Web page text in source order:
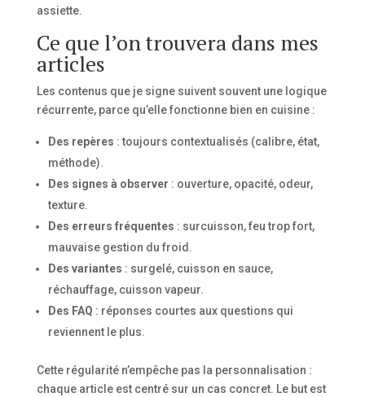
assiette.
Ce que l’on trouvera dans mes
articles
Les contenus que je signe suivent souvent une logique
récurrente, parce qu’elle fonctionne bien en cuisine :
Des repères : toujours contextualisés (calibre, état,
méthode).
Des signes à observer : ouverture, opacité, odeur,
texture.
Des erreurs fréquentes : surcuisson, feu trop fort,
mauvaise gestion du froid.
Des variantes : surgelé, cuisson en sauce,
réchauffage, cuisson vapeur.
Des FAQ : réponses courtes aux questions qui
reviennent le plus.
Cette régularité n’empêche pas la personnalisation :
chaque article est centré sur un cas concret. Le but est